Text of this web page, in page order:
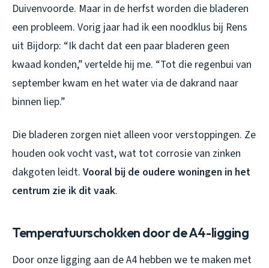
Duivenvoorde. Maar in de herfst worden die bladeren
een probleem. Vorig jaar had ik een noodklus bij Rens
uit Bijdorp: “Ik dacht dat een paar bladeren geen
kwaad konden,” vertelde hij me. “Tot die regenbui van
september kwam en het water via de dakrand naar
binnen liep.”
Die bladeren zorgen niet alleen voor verstoppingen. Ze
houden ook vocht vast, wat tot corrosie van zinken
dakgoten leidt. Vooral bij de oudere woningen in het
centrum zie ik dit vaak.
Temperatuurschokken door de A4-ligging
Door onze ligging aan de A4 hebben we te maken met